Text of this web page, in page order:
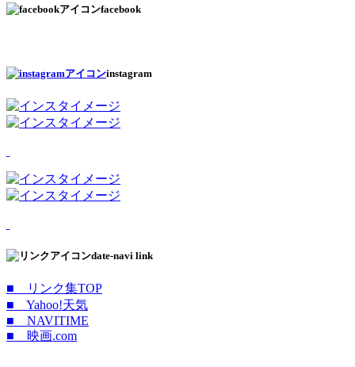
facebook
instagram
date-navi link
■ リンク集TOP
■ Yahoo!天気
■ NAVITIME
■ 映画.com